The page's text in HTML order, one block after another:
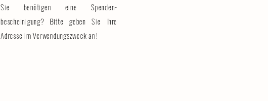
Katzenhaus vorübergehend für
Besucher geschlossen
Sie benötigen eine Spenden-
bescheinigung? Bitte geben Sie Ihre
Adresse im Verwendungszweck an!